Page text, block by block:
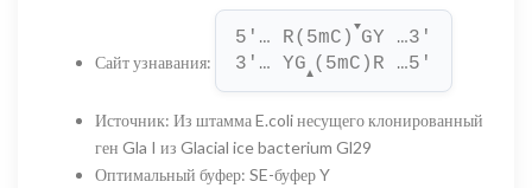
878,00 ₽
Сайт узнавания:
5'… R(5mC)
▼
GY …3'
3'… YG▲(5mC)R …5'
Источник: Из штамма E.coli несущего клонированный
ген Gla I из Glacial ice bacterium Gl29
Оптимальный буфер: SE-буфер Y